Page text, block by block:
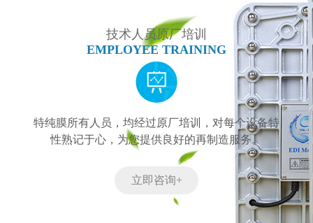
技术人员原厂培训
EMPLOYEE TRAINING
特纯膜所有人员，均经过原厂培训，对每个设备特
性熟记于心，为您提供良好的再制造服务。
立即咨询+